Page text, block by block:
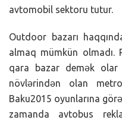
avtomobil sektoru tutur.
Outdoor bazarı
almaq mümkün olmadı.
qara bazar demək olar
növlərindən olan
Baku2015 oyunlarına
zamanda avtobus